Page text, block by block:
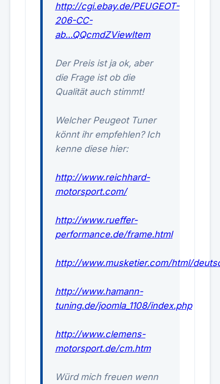
http://cgi.ebay.de/PEUGEOT-
206-CC-
ab...QQcmdZViewItem
Der Preis ist ja ok, aber
die Frage ist ob die
Qualität auch stimmt!
Welcher Peugeot Tuner
könnt ihr empfehlen? Ich
kenne diese hier:
http://www.reichhard-
motorsport.com/
http://www.rueffer-
performance.de/frame.html
http://www.musketier.com/html/
http://www.hamann-
tuning.de/joomla_1108/index.php
http://www.clemens-
motorsport.de/cm.htm
Würd mich freuen wenn